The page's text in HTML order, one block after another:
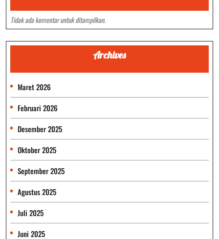
Tidak ada komentar untuk ditampilkan.
Archives
Maret 2026
Februari 2026
Desember 2025
Oktober 2025
September 2025
Agustus 2025
Juli 2025
Juni 2025